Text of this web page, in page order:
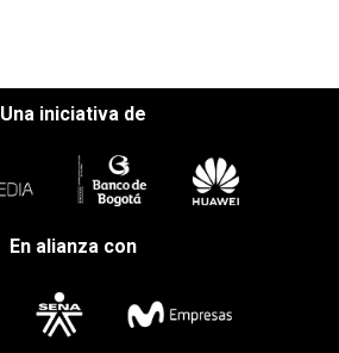
Una iniciativa de
En alianza con